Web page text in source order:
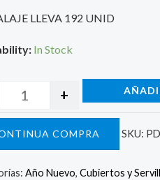
LLEVA 192 UNID
In Stock
+
COMPRA SKU:
Año Nuevo, Cubiertos y